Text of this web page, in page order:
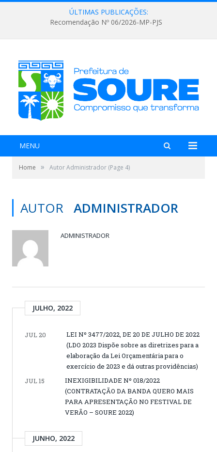
ÚLTIMAS PUBLICAÇÕES:
Recomendação Nº 06/2026-MP-PJS
MENU
Home » Autor Administrador (Page 4)
AUTOR ADMINISTRADOR
ADMINISTRADOR
JULHO, 2022
JUL 20
LEI Nº 3477/2022, DE 20 DE JULHO DE 2022
(LDO 2023 Dispõe sobre as diretrizes para a
elaboração da Lei Orçamentária para o
exercício de 2023 e dá outras providências)
JUL 15
INEXIGIBILIDADE Nº 018/2022
(CONTRATAÇÃO DA BANDA QUERO MAIS
PARA APRESENTAÇÃO NO FESTIVAL DE
VERÃO – SOURE 2022)
JUNHO, 2022